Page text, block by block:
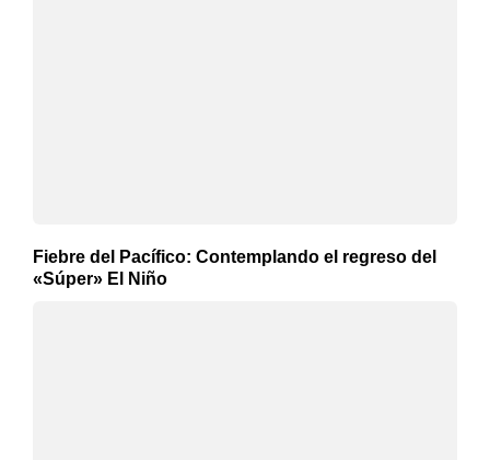
Fiebre del Pacífico: Contemplando el regreso del
«Súper» El Niño